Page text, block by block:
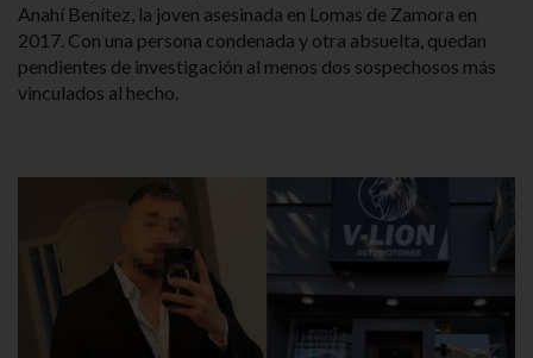
Anahí Benítez, la joven asesinada en Lomas de Zamora en
2017. Con una persona condenada y otra absuelta, quedan
pendientes de investigación al menos dos sospechosos más
vinculados al hecho.